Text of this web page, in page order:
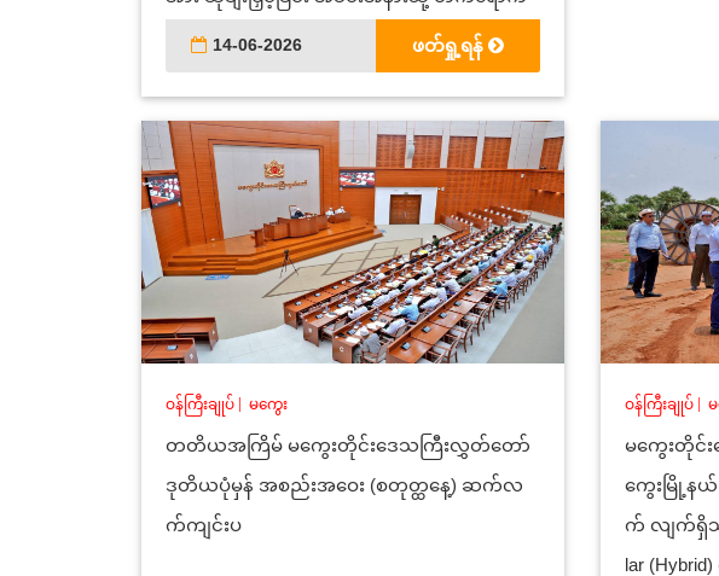
14-06-2026 ဖတ်ရှု့ရန်
ဝန်ကြီးချုပ် မကွေး
တတိယအကြိမ် မကွေးတိုင်းဒေသကြီးလွှတ်တော်
ဒုတိယပုံမှန် အစည်းအဝေး (စတုတ္ထနေ့) ဆက်လ
က်ကျင်းပ
ဝန်ကြီးချုပ်
မကွေးတိုင်း
ကွေးမြို့နယ်
က် လျက်ရှိသည့်
lar